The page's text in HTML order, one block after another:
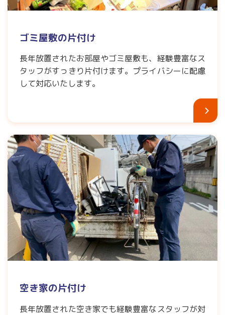
ゴミ屋敷の片付け
長年放置されたお部屋やゴミ屋敷も、経験豊富なス
タッフがすっきり片付けます。プライバシーに配慮
して対応いたします。
空き家の片付け
長年放置された空き家でも経験豊富なスタッフが対